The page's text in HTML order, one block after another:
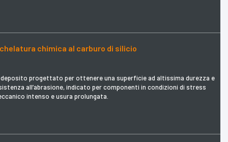
chimica al carburo di silicio
progettato per ottenere una superficie ad altissima durezza e
all’abrasione, indicato per componenti in condizioni di stress
intenso e usura prolungata.